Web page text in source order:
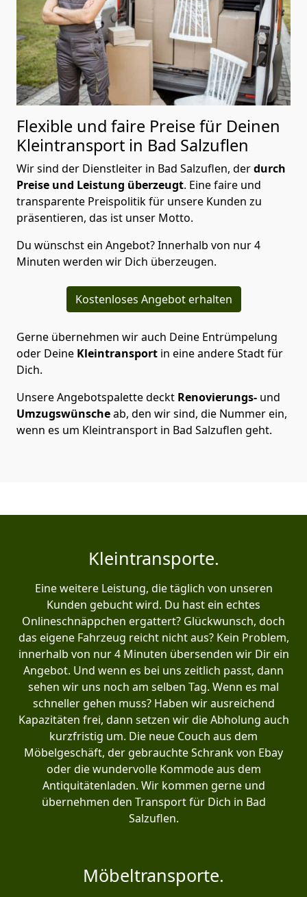
Flexible und faire Preise für Deinen
Kleintransport in Bad Salzuflen
Wir sind der Dienstleiter in Bad Salzuflen, derdurch
Preise und Leistung überzeugt. Eine faire und
transparente Preispolitik für unsere Kunden zu
präsentieren, das ist unser Motto.
Du wünschst ein Angebot? Innerhalb von nur 4
Minuten werden wir Dich überzeugen.
Kostenloses Angebot erhalten
Gerne übernehmen wir auch Deine Entrümpelung
oder Deine Kleintransport in eine andere Stadt für
Dich.
Unsere Angebotspalette deckt Renovierungs- und
Umzugswünscheab, den wir sind, die Nummer ein,
wenn es um Kleintransport in Bad Salzuflen geht.
Kleintransporte.
Eine weitere Leistung, die täglich von unseren
Kunden gebucht wird. Du hast ein echtes
Onlineschnäppchen ergattert? Glückwunsch, doch
das eigene Fahrzeug reicht nicht aus? Kein Problem,
innerhalb von nur 4 Minuten übersenden wir Dir ein
Angebot. Und wenn es bei uns zeitlich passt, dann
sehen wir uns noch am selben Tag. Wenn es mal
schneller gehen muss? Haben wir ausreichend
Kapazitäten frei, dann setzen wir die Abholung auch
kurzfristig um. Die neue Couch aus dem
Möbelgeschäft, der gebrauchte Schrank von Ebay
oder die wundervolle Kommode aus dem
Antiquitätenladen. Wir kommen gerne und
übernehmen den Transport für Dich in Bad
Salzuflen.
Möbeltransporte.